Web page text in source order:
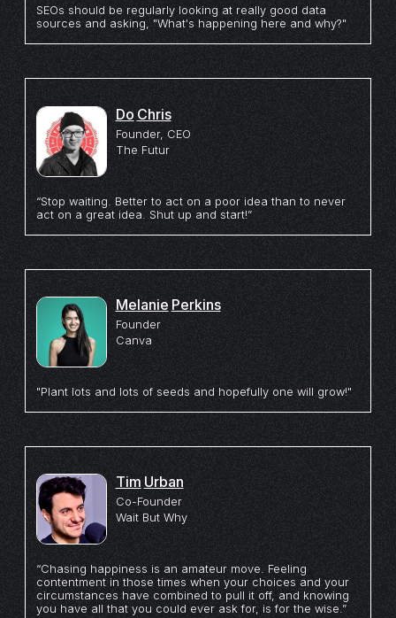
SEOs should be regularly looking at really good data
sources and asking, "What's happening here and why?"
Do Chris
Founder, CEO
The Futur
“Stop waiting. Better to act on a poor idea than to never
act on a great idea. Shut up and start!”
Melanie Perkins
Founder
Canva
"Plant lots and lots of seeds and hopefully one will grow!"
Tim Urban
Co-Founder
Wait But Why
“Chasing happiness is an amateur move. Feeling
contentment in those times when your choices and your
circumstances have combined to pull it off, and knowing
you have all that you could ever ask for, is for the wise.”